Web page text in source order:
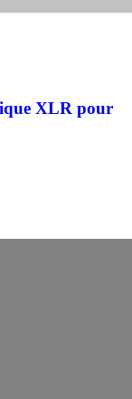
XLR pour